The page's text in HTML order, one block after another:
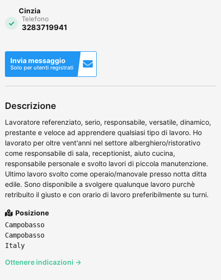
Cinzia
Telefono
3283719941
Invia messaggio
Solo per utenti registrati
Descrizione
Lavoratore referenziato, serio, responsabile, versatile, dinamico,
prestante e veloce ad apprendere qualsiasi tipo di lavoro. Ho
lavorato per oltre vent'anni nel settore alberghiero/ristorativo
come responsabile di sala, receptionist, aiuto cucina,
responsabile personale e svolto lavori di piccola manutenzione.
Ultimo lavoro svolto come operaio/manovale presso notta ditta
edile. Sono disponibile a svolgere qualunque lavoro purchè
retribuito il giusto e con orario di lavoro preferibilmente su turni.
Posizione
Campobasso
Campobasso
Italy
Ottenere indicazioni →